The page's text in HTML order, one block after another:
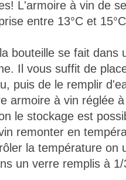
L'armoire à vin de
entre 13°C et
bouteille se fait dans
Il vous suffit de
puis de le remplir
armoire à vin réglée
le stockage est
remonter en
la température on
un verre remplis à